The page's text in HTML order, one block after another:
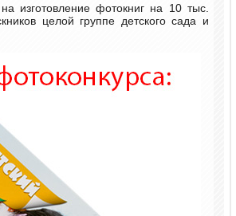
изготовление фотокниг на 10 тыс.
целой группе детского сада и